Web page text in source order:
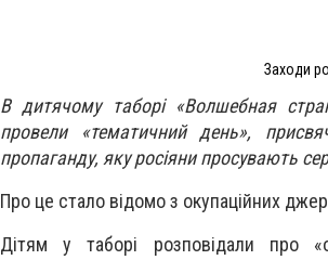
Заходи
В дитячому таборі «Волшебная
провели «тематичний день»,
пропаганду, яку росіяни просувають
Про це стало відомо з окупаційних
Дітям у таборі розповідали про